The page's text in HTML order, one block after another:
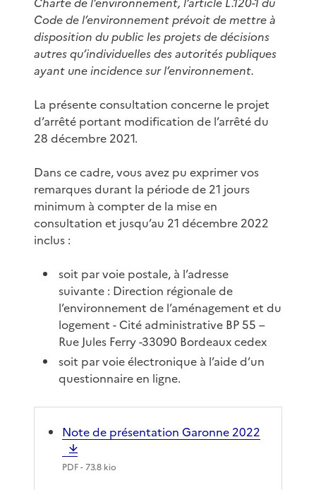
Code de l’environnement prévoit de mettre à
disposition du public les projets de décisions
autres qu’individuelles des autorités publiques
ayant une incidence sur l’environnement.
La présente consultation concerne le projet
d’arrêté portant modification de l’arrêté du
28 décembre 2021.
Dans ce cadre, vous avez pu exprimer vos
remarques durant la période de 21 jours
minimum à compter de la mise en
consultation et jusqu’au 21 décembre 2022
inclus :
soit par voie postale, à l’adresse
suivante : Direction régionale de
l’environnement de l’aménagement et du
logement - Cité administrative BP 55 –
Rue Jules Ferry -33090 Bordeaux cedex
soit par voie électronique à l’aide d’un
questionnaire en ligne.
Note de présentation Garonne 2022
PDF- 73.8 kio